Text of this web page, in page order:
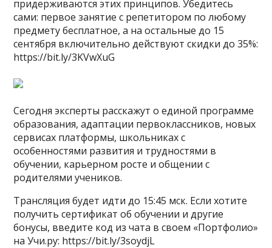
придерживаются этих принципов. Убедитесь
сами: первое занятие с репетитором по любому
предмету бесплатное, а на остальные до 15
сентября включительно действуют скидки до 35%:
https://bit.ly/3KVwXuG
Сегодня эксперты расскажут о единой программе
образования, адаптации первоклассников, новых
сервисах платформы, школьниках с
особенностями развития и трудностями в
обучении, карьерном росте и общении с
родителями учеников.
Трансляция будет идти до 15:45 мск. Если хотите
получить сертификат об обучении и другие
бонусы, введите код из чата в своем «Портфолио»
на Учи.ру: https://bit.ly/3soydjL